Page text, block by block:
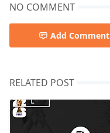
NO COMMENT
Add Comment
RELATED POST